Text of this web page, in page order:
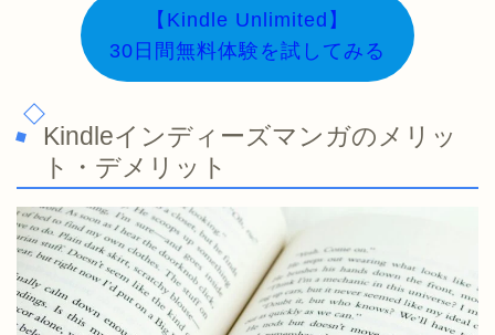
【Kindle Unlimited】
30日間無料体験を試してみる
Kindleインディーズマンガのメリッ
ト・デメリット